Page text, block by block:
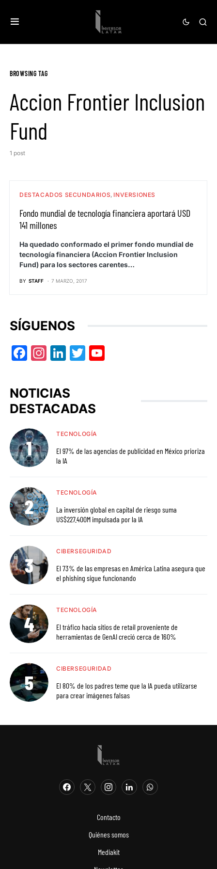
BROWSING TAG
Accion Frontier Inclusion
Fund
1 post
DESTACADOS SECUNDARIOS INVERSIONES
Fondo mundial de tecnología financiera aportará USD
141 millones
Ha quedado conformado el primer fondo mundial de
tecnología financiera (Accion Frontier Inclusion
Fund) para los sectores carentes…
BY STAFF 7 MARZO, 2017
SÍGUENOS
Facebook
Instagram
LinkedIn
Twitter
NOTICIAS
DESTACADAS
TECNOLOGÍA
El 97% de las agencias de publicidad en México prioriza
la IA
TECNOLOGÍA
La inversión global en capital de riesgo suma
US$227.400M impulsada por la IA
CIBERSEGURIDAD
El 73% de las empresas en América Latina asegura que
el phishing sigue funcionando
TECNOLOGÍA
El tráfico hacia sitios de retail proveniente de
herramientas de GenAI creció cerca de 160%
CIBERSEGURIDAD
El 80% de los padres teme que la IA pueda utilizarse
para crear imágenes falsas
Contacto
Quiénes somos
Mediakit